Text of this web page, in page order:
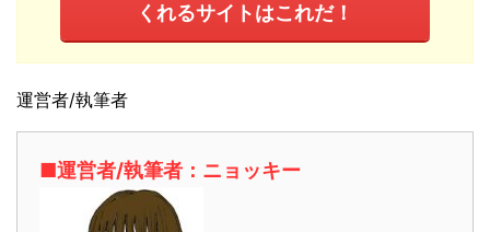
くれるサイトはこれだ！
運営者/執筆者
■運営者/執筆者：ニョッキー